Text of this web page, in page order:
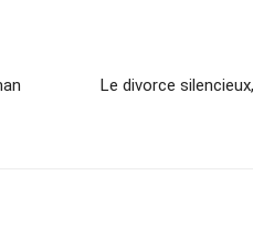
Le divorce